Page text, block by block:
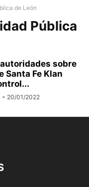
de León
Pública
sobre
Santa Fe Klan
- 20/01/2022